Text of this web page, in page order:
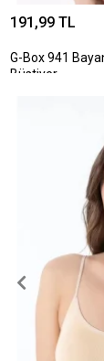
191,99 TL
G-Box 941
Büstiyer